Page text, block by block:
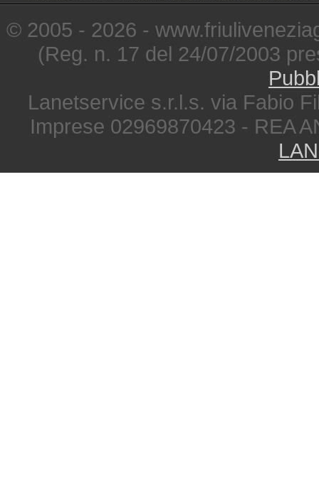
© 2005 - 2026 -
(Reg. n. 17 del 24/07/2003
Lanetservice s.r.l.s. via Fabio
Imprese 02969870423 - REA